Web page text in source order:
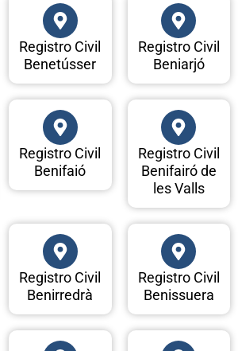
Registro Civil
Benetússer
Registro Civil
Beniarjó
Registro Civil
Benifaió
Registro Civil
Benifairó de
les Valls
Registro Civil
Benirredrà
Registro Civil
Benissuera